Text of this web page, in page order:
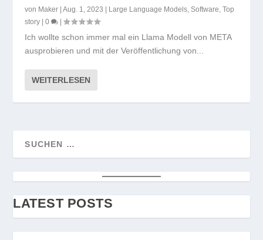
von Maker |Aug. 1, 2023 | Large Language Models ,Software ,Top
story |0 |
Ich wollte schon immer mal ein Llama Modell von META
ausprobieren und mit der Veröffentlichung von...
WEITERLESEN
LATEST POSTS